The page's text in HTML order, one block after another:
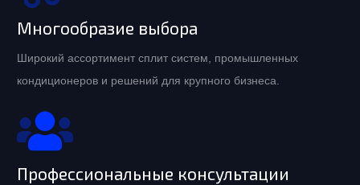
Многообразие выбора
Широкий ассортимент сплит систем, промышленных
кондиционеров и решений для крупного бизнеса.
Профессиональные консультации